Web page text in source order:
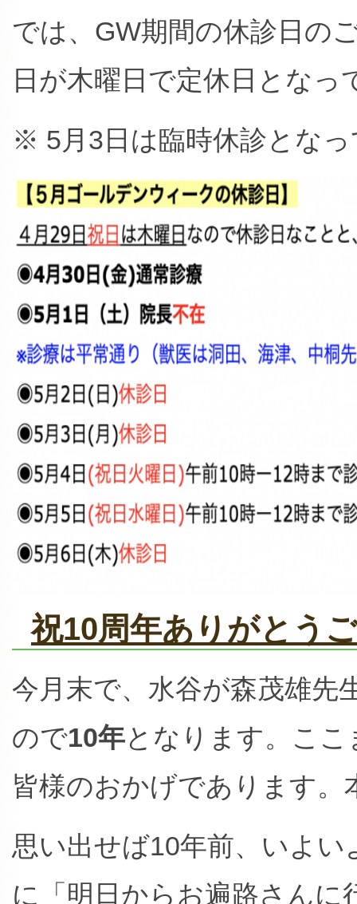
では、GW期間の休診日の
日が木曜日で定休日とな
※ 5月3日は臨時休診とな
祝10周年ありがとう
今月末で、水谷が森茂雄先
ので10年となります。こ
皆様のおかげであります
思い出せば10年前、いよ
に「明日からお遍路さん